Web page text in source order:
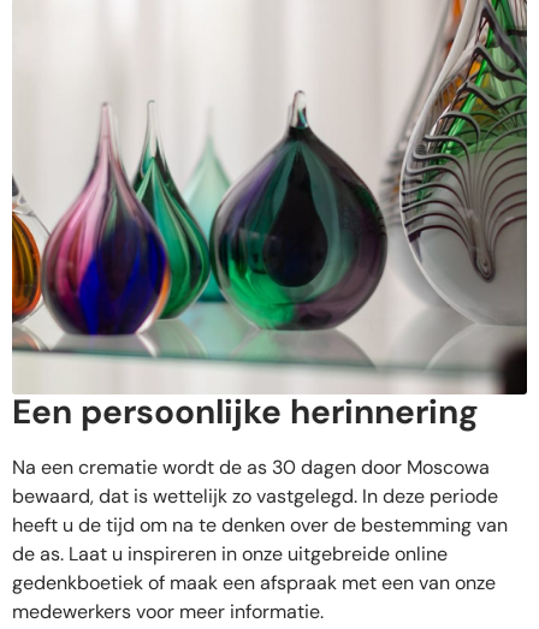
Een persoonlijke herinnering
Na een crematie wordt de as 30 dagen door Moscowa
bewaard, dat is wettelijk zo vastgelegd. In deze periode
heeft u de tijd om na te denken over de bestemming van
de as. Laat u inspireren in onze uitgebreide online
gedenkboetiek of maak een afspraak met een van onze
medewerkers voor meer informatie.